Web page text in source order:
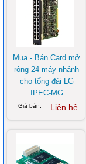
Mua - Bán Card mở
rộng 24 máy nhánh
cho tổng đài LG
IPEC-MG
Giá bán: Liên hệ